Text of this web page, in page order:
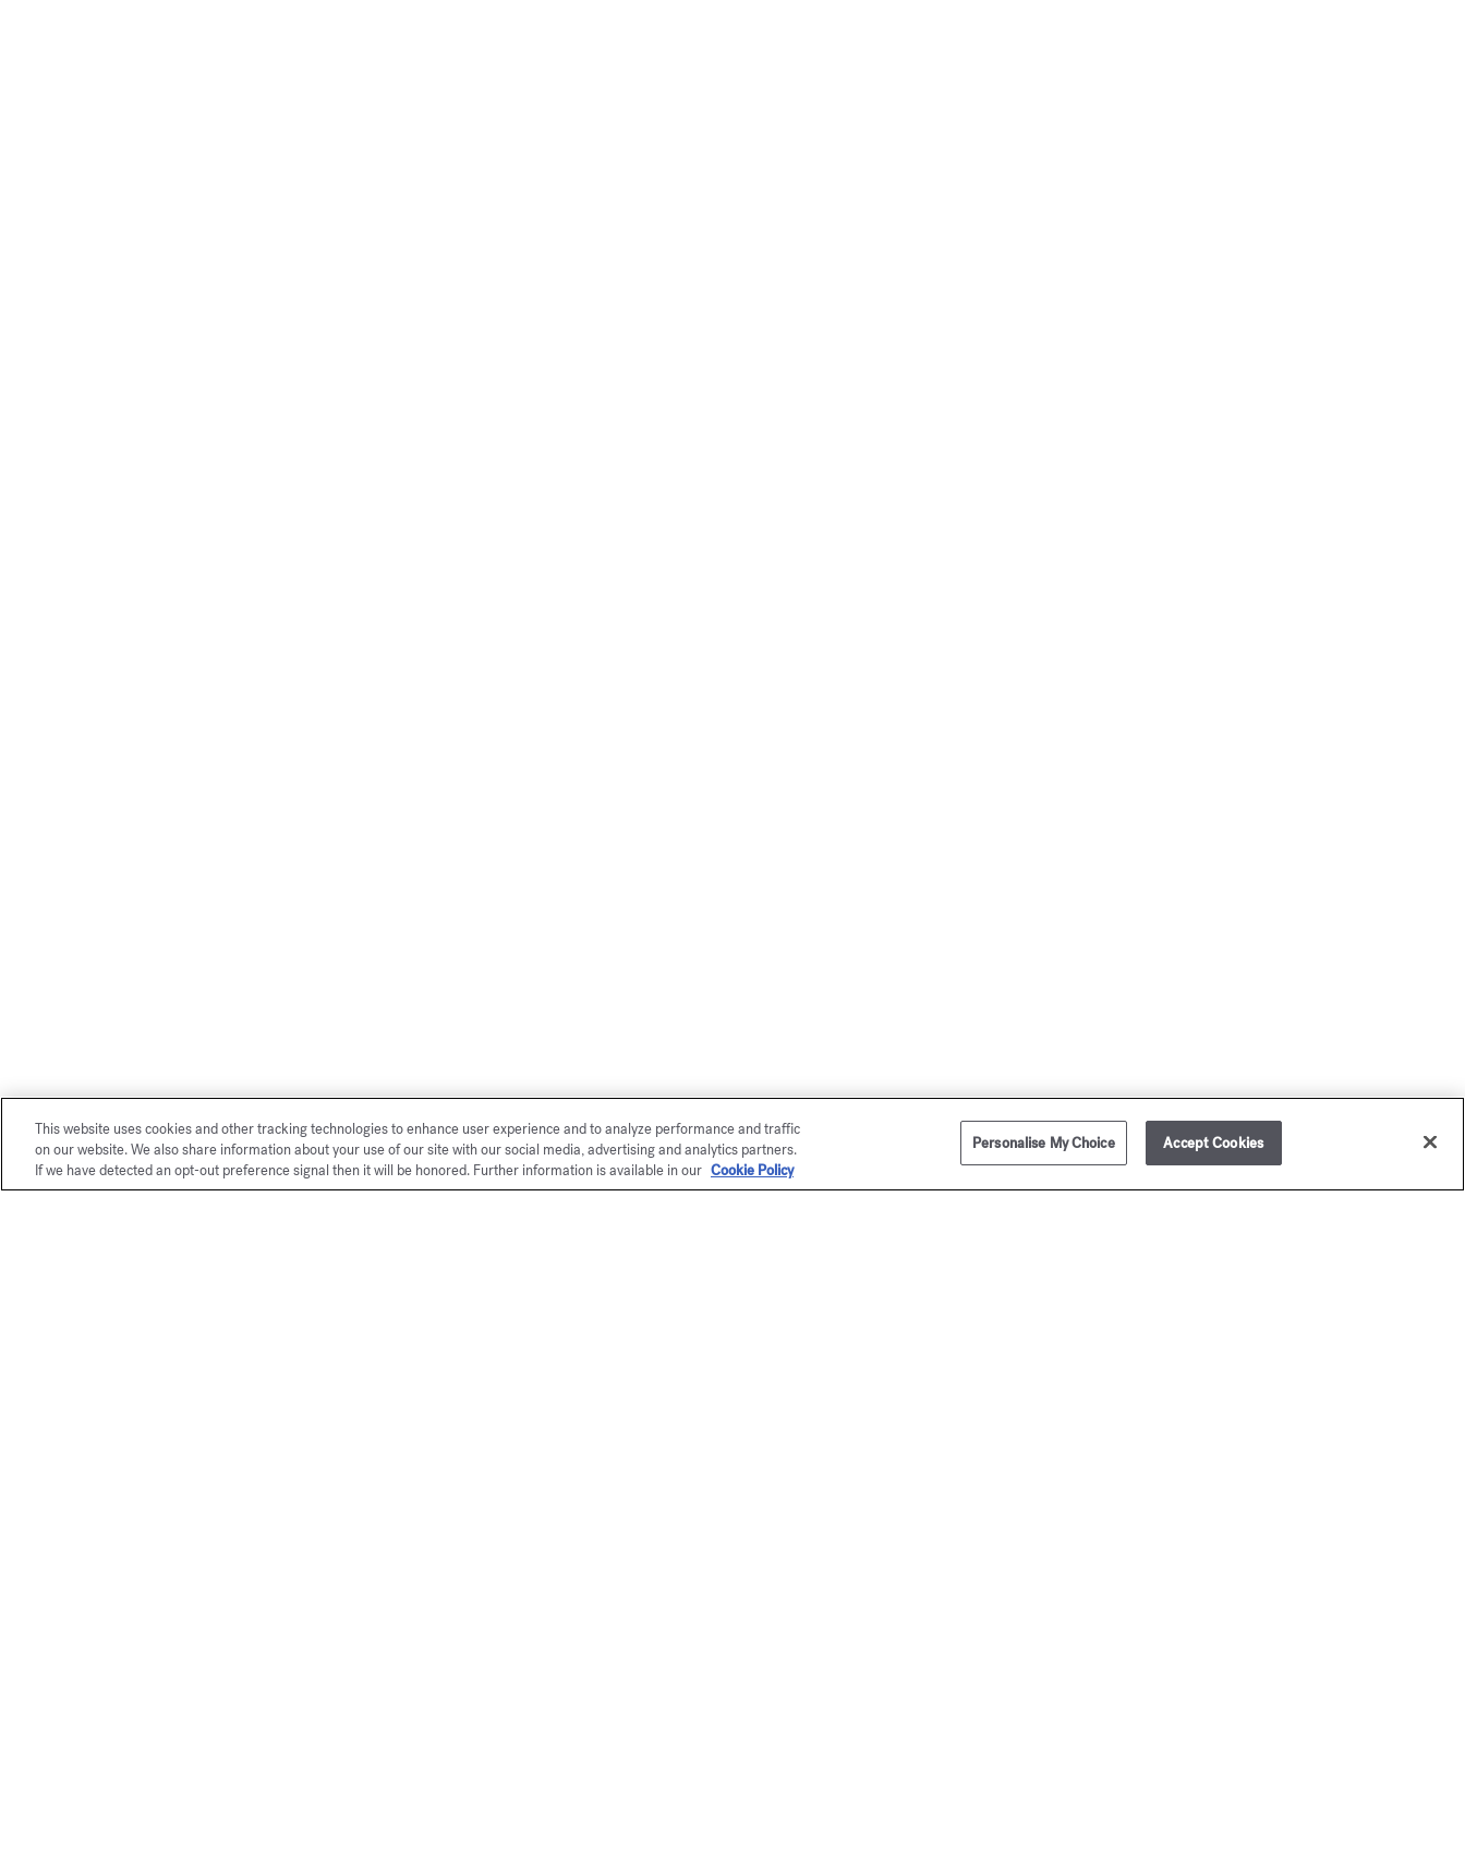
This website uses cookies and other tracking technologies to enhance user experience and to analyze performance and traffic
on our website. We also share information about your use of our site with our social media, advertising and analytics partners.
If we have detected an opt-out preference signal then it will be honored. Further information is available in our Cookie Policy
Personalise My Choice Accept Cookies